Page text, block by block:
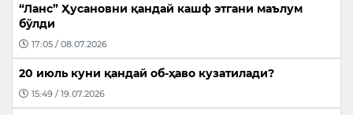
“Ланс” Ҳусановни қандай кашф этгани маълум
бўлди
17:05 / 08.07.2026
20 июль куни қандай об-ҳаво кузатилади?
15:49 / 19.07.2026